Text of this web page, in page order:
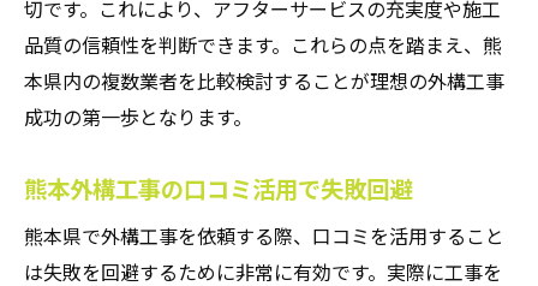
切です。これにより、アフターサービスの充実度や施工
品質の信頼性を判断できます。これらの点を踏まえ、熊
本県内の複数業者を比較検討することが理想の外構工事
成功の第一歩となります。
熊本外構工事の口コミ活用で失敗回避
熊本県で外構工事を依頼する際、口コミを活用すること
は失敗を回避するために非常に有効です。実際に工事を